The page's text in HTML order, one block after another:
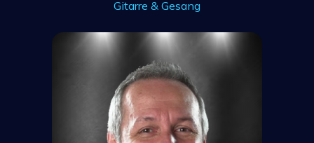
Gitarre & Gesang